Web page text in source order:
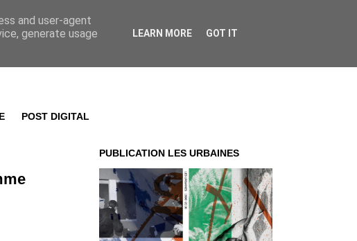
POST DIGITAL
PUBLICATION LES URBAINES
and user-agent
generate usage
LEARN MORE GOT IT